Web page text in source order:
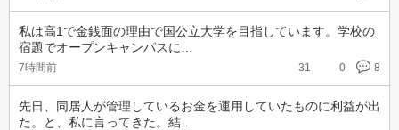
私は高1で金銭面の理由で国公立大学を目指しています。学校の
宿題でオープンキャンパスに…
7時間前 31 0 8
先日、同居人が管理しているお金を運用していたものに利益が出
た。と、私に言ってきた。結…